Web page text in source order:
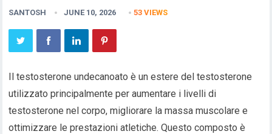
SANTOSH JUNE 10, 2026 53 VIEWS
Il testosterone undecanoato è un estere del testosterone
utilizzato principalmente per aumentare i livelli di
testosterone nel corpo, migliorare la massa muscolare e
ottimizzare le prestazioni atletiche. Questo composto è